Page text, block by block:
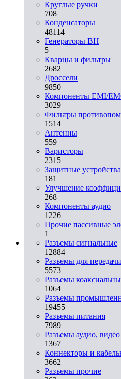
Круглые ручки
708
Конденсаторы
48114
Генераторы ВН
5
Кварцы и фильтры
2682
Дроссели
9850
Компоненты EMI/
3029
Фильтры
1514
Антенны
559
Варисторы
2315
Защитные
181
Улучшение
268
Компоненты аудио
1226
Прочие пассивные
1
Разъeмы сигнальные
12884
Разъeмы для
5573
Разъeмы
1064
Разъeмы
19455
Разъeмы питания
7989
Разъeмы аудио, видео
1367
Коннекторы и
3662
Разъeмы прочие